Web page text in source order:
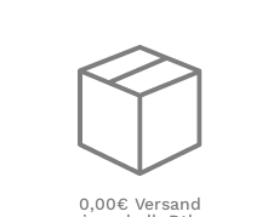
0,00€ Versand